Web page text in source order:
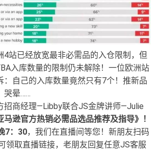
4站已经放宽最非必需品的入仓限制，但
入库数量的限制仍未解除！一位欧洲站
：自己的入库数量竟然只有7个！推新品
哭晕……
招商经理—Libby联合JS金牌讲师—Julie
马逊官方热销必需品选品推荐及指导》！
7：30，我们在直播间等您！新朋友扫码
领取直播链接，老朋友回复任意JS客服